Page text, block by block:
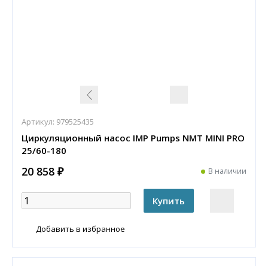
Артикул: 979525435
Циркуляционный насос IMP Pumps NMT MINI PRO
25/60-180
20 858 ₽ В наличии
Добавить в избранное